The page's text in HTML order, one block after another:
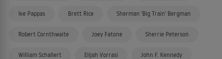
Ike Pappas Brett Rice Sherman 'Big Train' Bergman
Robert Cornthwaite Joey Fatone Sherrie Peterson
William Schallert Elijah Vorrasi John F. Kennedy